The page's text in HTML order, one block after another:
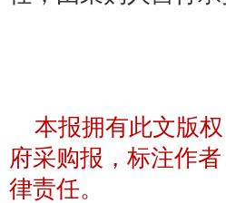
本报拥有此文版
府采购报，标注作
律责任。